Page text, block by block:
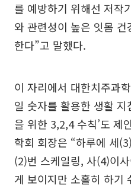
를 예방하기 위해선 저작
와 관련성이 높은 잇몸
한다”고 말했다.
이 자리에서 대한치주과
일 숫자를 활용한 생활 지
을 위한 3,2,4 수칙’도 제
학회 회장은 “하루에 세
(2)번 스케일링, 사(4)이
게 보이지만 소홀히 하기